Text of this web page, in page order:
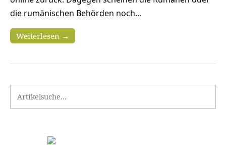
die rumänischen Behörden noch…
Weiterlesen →